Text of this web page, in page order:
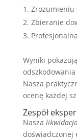
Zrozumieniu
Zbieranie
Wyniki
Nasza
ocenę każdej
Zespół
Nasza
doświadczonej